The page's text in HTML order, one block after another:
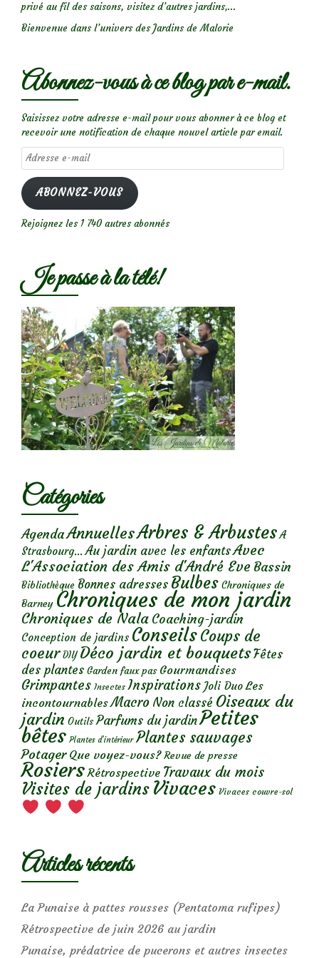
privé au fil des saisons, visitez d’autres jardins,...
Bienvenue dans l’univers des Jardins de Malorie
Abonnez-vous à ce blog par e-mail.
Saisissez votre adresse e-mail pour vous abonner à ce blog et
recevoir une notification de chaque nouvel article par email.
Adresse
e-
mail
ABONNEZ-VOUS
Rejoignez les 1 740 autres abonnés
Je passe à la télé!
Catégories
AgendaAnnuellesArbres & Arbustes A
Strasbourg... Au jardin avec les enfantsAvec
L'Association des Amis d'André Eve Bassin
Bibliothèque Bonnes adresses Bulbes Chroniques de
Barney Chroniques de mon jardin
Chroniques de Nala Coaching-jardin
Conception de jardins ConseilsCoups de
coeur DIY Déco jardin et bouquetsFêtes
des plantes Garden faux pas Gourmandises
Grimpantes Insectes Inspirations Joli Duo Les
incontournables Macro Non classé Oiseaux du
jardin Outils Parfums du jardinPetites
bêtes Plantes d’intérieur Plantes sauvages
Potager Que voyez-vous? Revue de presse
Rosiers Rétrospective Travaux du mois
Visites de jardins Vivaces Vivaces couvre-sol
Articles récents
La Punaise à pattes rousses (Pentatoma rufipes)
Rétrospective de juin 2026 au jardin
Punaise, prédatrice de pucerons et autres insectes